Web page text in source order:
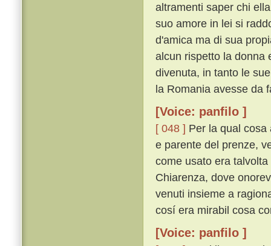
altramenti saper chi
suo amore in lei si
d'amica ma di sua
alcun rispetto la donna
divenuta, in tanto le
la Romania avesse da
[Voice: panfilo ]
[ 048 ] Per la qual
e parente del prenze,
come usato era
Chiarenza, dove
venuti insieme a
cosí era mirabil cosa
[Voice: panfilo ]